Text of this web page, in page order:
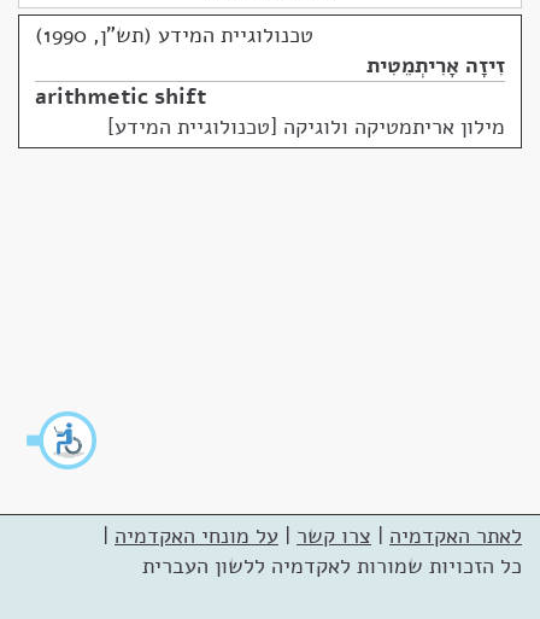
טכנולוגיית המידע (תש"ן, 1990)
זִיזָה אָרִיתְמֵטִית
arithmetic shift
מילון אריתמטיקה ולוגיקה [טכנולוגיית המידע]
לאתר האקדמיה | צרו קשר | על מונחי האקדמיה |
כל הזכויות שמורות לאקדמיה ללשון העברית